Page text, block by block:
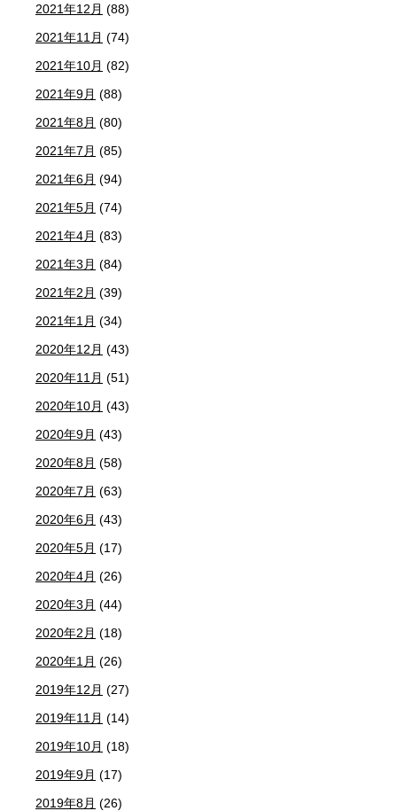
2021年12月 (88)
2021年11月 (74)
2021年10月 (82)
2021年9月 (88)
2021年8月 (80)
2021年7月 (85)
2021年6月 (94)
2021年5月 (74)
2021年4月 (83)
2021年3月 (84)
2021年2月 (39)
2021年1月 (34)
2020年12月 (43)
2020年11月 (51)
2020年10月 (43)
2020年9月 (43)
2020年8月 (58)
2020年7月 (63)
2020年6月 (43)
2020年5月 (17)
2020年4月 (26)
2020年3月 (44)
2020年2月 (18)
2020年1月 (26)
2019年12月 (27)
2019年11月 (14)
2019年10月 (18)
2019年9月 (17)
2019年8月 (26)